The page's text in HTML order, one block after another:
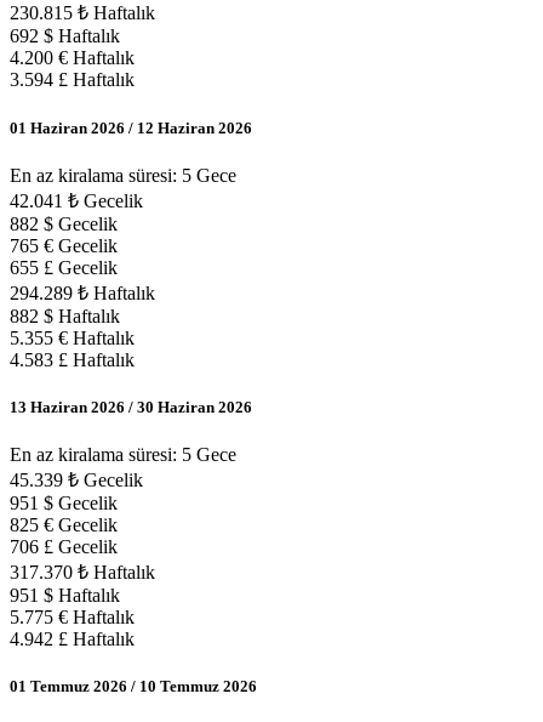
230.815 ₺ Haftalık
692 $ Haftalık
4.200 € Haftalık
3.594 £ Haftalık
01 Haziran 2026 / 12 Haziran 2026
En az kiralama süresi: 5 Gece
42.041 ₺ Gecelik
882 $ Gecelik
765 € Gecelik
655 £ Gecelik
294.289 ₺ Haftalık
882 $ Haftalık
5.355 € Haftalık
4.583 £ Haftalık
13 Haziran 2026 / 30 Haziran 2026
En az kiralama süresi: 5 Gece
45.339 ₺ Gecelik
951 $ Gecelik
825 € Gecelik
706 £ Gecelik
317.370 ₺ Haftalık
951 $ Haftalık
5.775 € Haftalık
4.942 £ Haftalık
01 Temmuz 2026 / 10 Temmuz 2026